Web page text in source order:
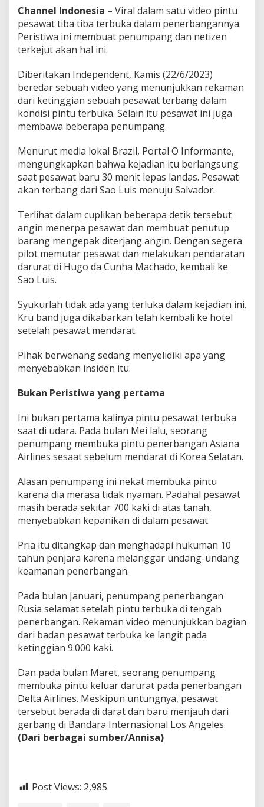
r
i
Channel Indonesia – Viral dalam satu video pintu
pesawat tiba tiba terbuka dalam penerbangannya.
Peristiwa ini membuat penumpang dan netizen
terkejut akan hal ini.
Diberitakan Independent, Kamis (22/6/2023)
beredar sebuah video yang menunjukkan rekaman
dari ketinggian sebuah pesawat terbang dalam
kondisi pintu terbuka. Selain itu pesawat ini juga
membawa beberapa penumpang.
Menurut media lokal Brazil, Portal O Informante,
mengungkapkan bahwa kejadian itu berlangsung
saat pesawat baru 30 menit lepas landas. Pesawat
akan terbang dari Sao Luis menuju Salvador.
Terlihat dalam cuplikan beberapa detik tersebut
angin menerpa pesawat dan membuat penutup
barang mengepak diterjang angin. Dengan segera
pilot memutar pesawat dan melakukan pendaratan
darurat di Hugo da Cunha Machado, kembali ke
Sao Luis.
Syukurlah tidak ada yang terluka dalam kejadian ini.
Kru band juga dikabarkan telah kembali ke hotel
setelah pesawat mendarat.
Pihak berwenang sedang menyelidiki apa yang
menyebabkan insiden itu.
Bukan Peristiwa yang pertama
Ini bukan pertama kalinya pintu pesawat terbuka
saat di udara. Pada bulan Mei lalu, seorang
penumpang membuka pintu penerbangan Asiana
Airlines sesaat sebelum mendarat di Korea Selatan.
Alasan penumpang ini nekat membuka pintu
karena dia merasa tidak nyaman. Padahal pesawat
masih berada sekitar 700 kaki di atas tanah,
menyebabkan kepanikan di dalam pesawat.
Pria itu ditangkap dan menghadapi hukuman 10
tahun penjara karena melanggar undang-undang
keamanan penerbangan.
Pada bulan Januari, penumpang penerbangan
Rusia selamat setelah pintu terbuka di tengah
penerbangan. Rekaman video menunjukkan bagian
dari badan pesawat terbuka ke langit pada
ketinggian 9.000 kaki.
Dan pada bulan Maret, seorang penumpang
membuka pintu keluar darurat pada penerbangan
Delta Airlines. Meskipun untungnya, pesawat
tersebut berada di darat dan baru menjauh dari
gerbang di Bandara Internasional Los Angeles.
(Dari berbagai sumber/Annisa)
Post Views: 2,985